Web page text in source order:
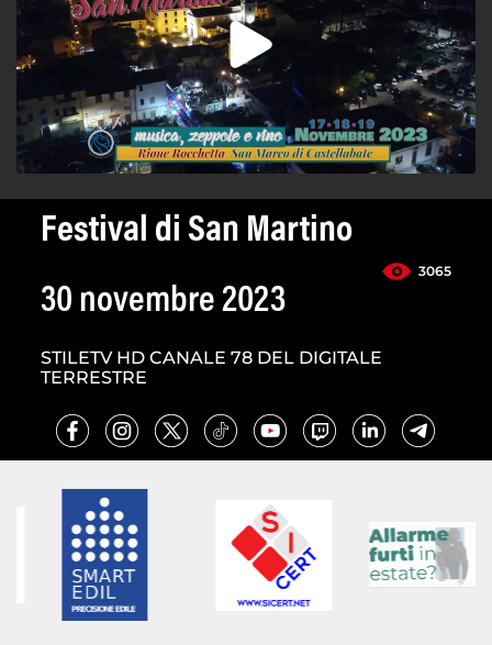
Festival di San Martino
3065
30 novembre 2023
STILETV HD CANALE 78 DEL DIGITALE
TERRESTRE